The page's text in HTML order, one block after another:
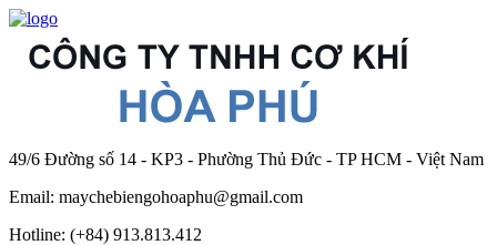
49/6 Đường số 14 - KP3 - Phường Thủ Đức - TP HCM - Việt Nam
Email: maychebiengohoaphu@gmail.com
Hotline: (+84) 913.813.412